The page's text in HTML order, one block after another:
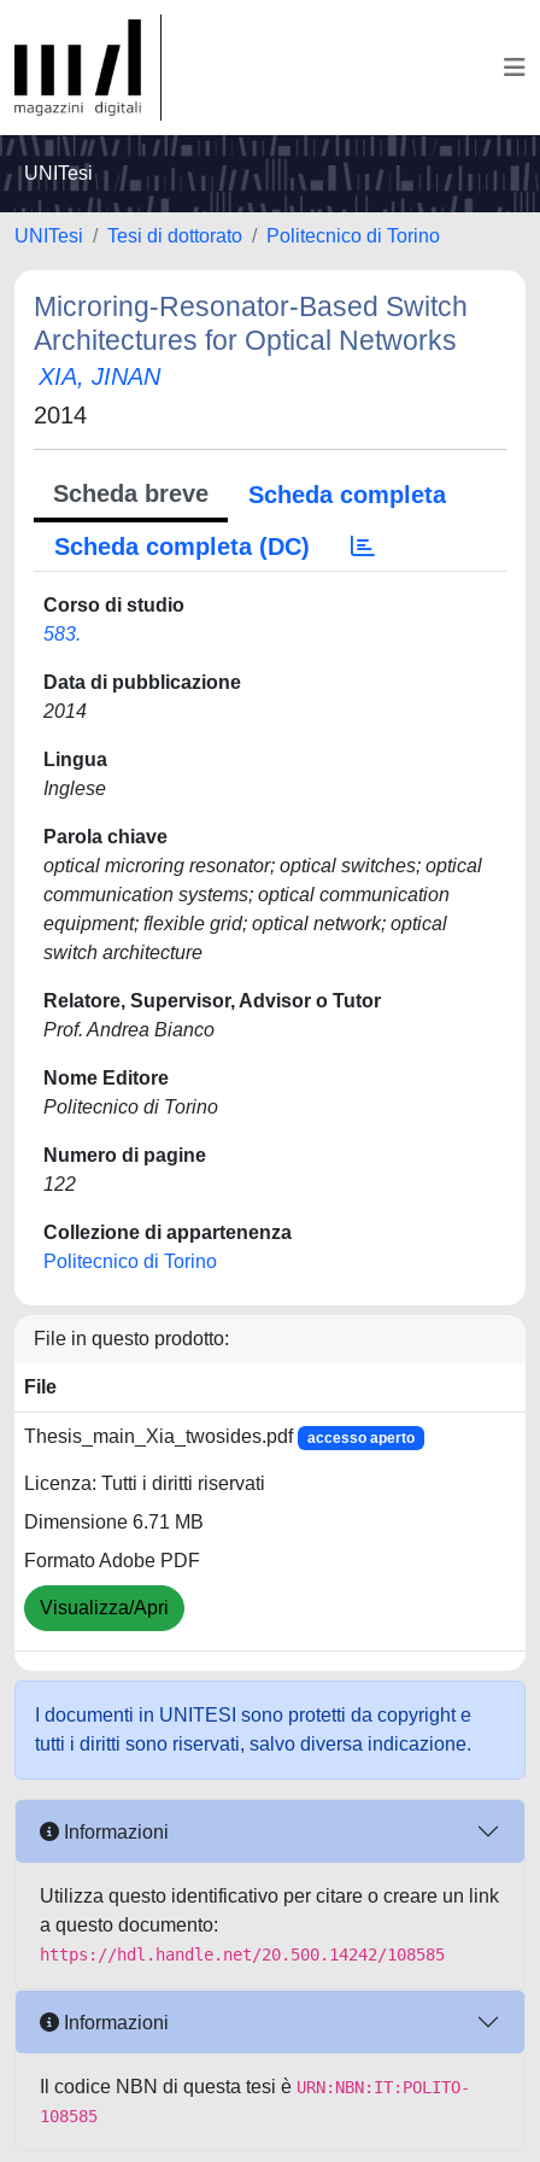
UNITesi
UNITesi Tesi di dottorato Politecnico di Torino
Microring-Resonator-Based Switch
Architectures for Optical Networks
XIA, JINAN
2014
Scheda breve
Scheda completa
Scheda completa (DC)
Corso di studio
583.
Data di pubblicazione
2014
Lingua
Inglese
Parola chiave
optical microring resonator; optical switches; optical
communication systems; optical communication
equipment; flexible grid; optical network; optical
switch architecture
Relatore, Supervisor, Advisor o Tutor
Prof. Andrea Bianco
Nome Editore
Politecnico di Torino
Numero di pagine
122
Collezione di appartenenza
Politecnico di Torino
File in questo prodotto:
File
Thesis_main_Xia_twosides.pdf accesso aperto
Licenza: Tutti i diritti riservati
Dimensione 6.71 MB
Formato Adobe PDF
Visualizza/Apri
I documenti in UNITESI sono protetti da copyright e
tutti i diritti sono riservati, salvo diversa indicazione.
Informazioni
Utilizza questo identificativo per citare o creare un link
a questo documento:
https://hdl.handle.net/20.500.14242/108585
Informazioni
Il codice NBN di questa tesi è URN:NBN:IT:POLITO-
108585